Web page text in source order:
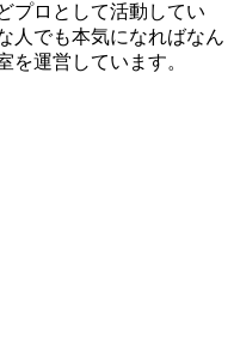
プロとして活動してい
人でも本気になればなん
を運営しています。